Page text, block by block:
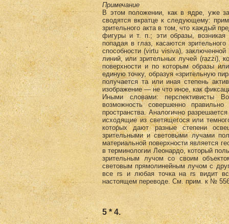
Примечание
В этом положении, как в ядре, уже
сводятся вкратце к следующему:
зрительного акта в том, что каждый
фигуры и т. п.; эти образы, возникая
попадая в глаз, касаются
способности (virtu visiva),
линий, или зрительных лучей (razzi),
поверхности и по которым образы
единую точку, образуя «зрительную
получается та или иная степень
изображение — не что иное, как
Иными словами: перспективисты
возможность совершенно
пространства. Аналогично
исходящие из светящегося или
которых дают разные степени
зрительными и световыми лучами
материальной поверхности является
в терминологии Леонардо, который
зрительным лучом со своим
световым прямолинейным лучом с
все rs и любая точка на rs видит
настоящем переводе. См. прим. к №
5 * 4.